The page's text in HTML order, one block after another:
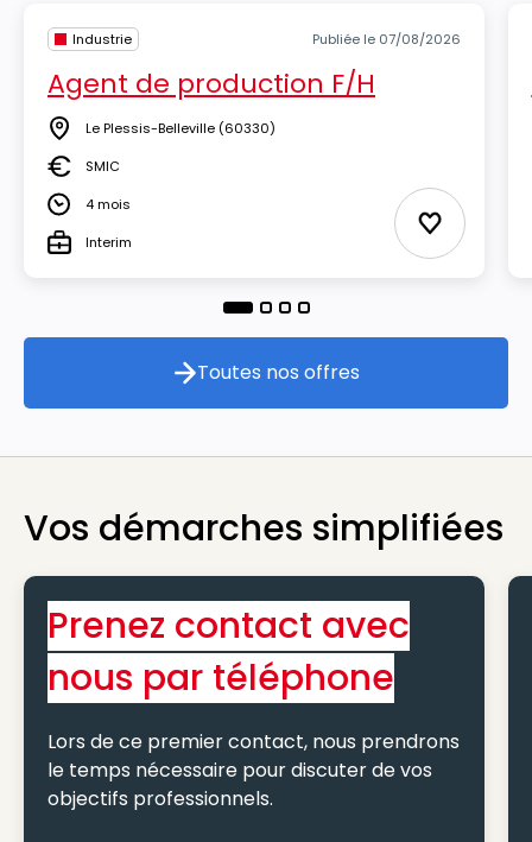
Industrie Publiée le 07/08/2026
Agent de production F/H
Lieu Le Plessis-Belleville (60330)
Salaire
SMIC
Durée4 mois
TypeInterim Ajouter
Toutes nos offres
Toutes nos offres
Vos démarches simplifiées
Prenez contact avec
nous par téléphone
Lors de ce premier contact, nous prendrons
le temps nécessaire pour discuter de vos
objectifs professionnels.